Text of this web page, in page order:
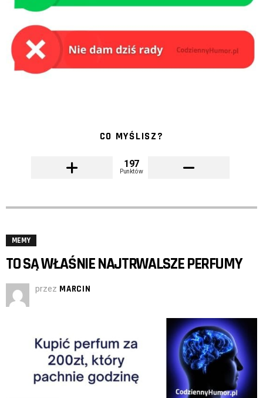
CO MYŚLISZ?
197
Punktów
MEMY
TO SĄ WŁAŚNIE NAJTRWALSZE PERFUMY
przez MARCIN